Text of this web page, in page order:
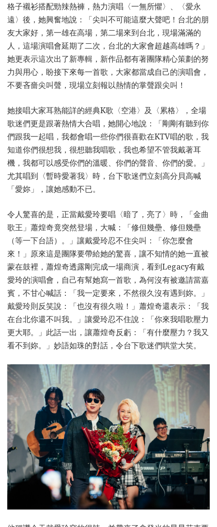
格子襯衫搭配勁辣熱褲，熱力演唱〈一無所懼〉、〈愛永
遠〉後，她興奮地說：「尖叫不可能這麼大聲吧！台北的朋
友大家好，第一雄在高場，第二場來到台北，現場滿滿的
人，這場演唱會延期了二次，台北的大家會超越高雄嗎？」
她更表示這次出了新專輯，新作品都有著團隊精心策劃的努
力與用心，盼接下來每一首歌，大家都當成自己的演唱會，
不要吝嗇尖叫聲，現場立刻報以熱情的掌聲跟尖叫！
她接唱大家耳熟能詳的經典K歌〈空港〉及〈累格〉，全場
歌迷們更是跟著熱情大合唱，她開心地說：「剛剛有聽到你
們跟我一起唱，我都會唱一些你們很喜歡在KTV唱的歌，我
知道你們很想我，很想聽我唱歌，我也希望不管我戴著耳
機，我都可以感受你們的溫暖、你們的聲音、你們的愛。」
尤其唱到〈暫時愛著我〉時，台下歌迷們立刻高分貝高喊
「愛妳」，讓她感動不已。
令人驚喜的是，正當戴愛玲要唱〈暗了，亮了〉時，「金曲
歌王」蕭煌奇竟突然登場，大喊：「修但幾壘、修但幾壘
（等一下台語）。」讓戴愛玲忍不住尖叫：「你怎麼會
來！」原來這是團隊要帶給她的驚喜，讓不知情的她一直被
蒙在鼓裡，蕭煌奇透露剛完成一場商演，看到Legacy有戴
愛玲的演唱會，自己有幫她寫一首歌，為何沒有被邀請當嘉
賓，不甘心喊話：「我一定要來，不然很久沒有遇到妳。」
戴愛玲則反笑說：「也沒有很久啦！」蕭煌奇還表示：「我
在台北你還不叫我。」讓愛玲忍不住說：「你來我唱歌壓力
更大耶。」此話一出，讓蕭煌奇反虧：「有什麼壓力？我又
看不到妳。」妙語如珠的對話，令台下歌迷們哄堂大笑。